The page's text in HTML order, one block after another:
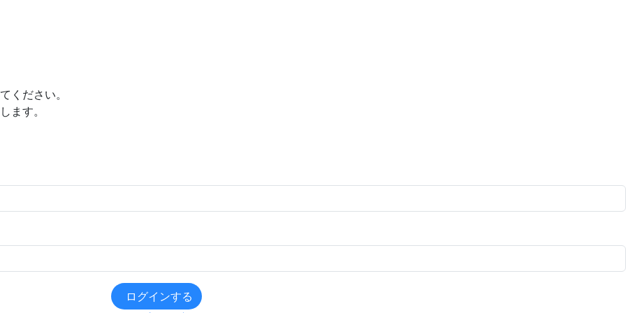
ください。
ます。
ログインする